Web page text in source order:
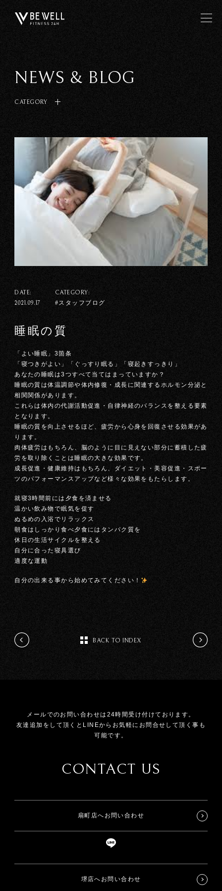
NEWS & BLOG
CATEGORY
DATE:
2021.09.17
CATEGORY:
#スタッフブログ
睡眠の質
「よい睡眠」3箇条
「寝つきがよい」「ぐっすり眠る」「寝起きすっきり」
あなたの睡眠は3つすべて当てはまっていますか？
睡眠の質は体温調節や体内修復・成長に関連するホルモン分泌と
相関関係があります。
これらは体内の代謝活動促進・自律神経のバランスを整える要素
となります。
睡眠の質を向上させるほど、疲労から心身を回復させる効果があ
ります。
肉体疲労はもちろん、脳のように目に見えない部分に蓄積した疲
労を取り除くことは睡眠の大きな効果です。
成長促進・健康維持はもちろん、ダイエット・美容促進・スポー
ツのパフォーマンスアップなど様々な効果をもたらします。
就寝3時間前には夕食を済ませる
温かい飲み物で眠気を促す
ぬるめの入浴でリラックス
朝食はしっかり食べ夕食にはタンパク質を
休日の生活サイクルを整える
自分に合った寝具選び
適度な運動
自分の出来る事から始めてみてください！
BACK TO INDEX
メールでのお問い合わせは24時間受け付けております。
友達追加をして頂くとLINEからお気軽にお問合せして頂く事も
可能です。
CONTACT US
扇町店へお問い合わせ
堺店へお問い合わせ